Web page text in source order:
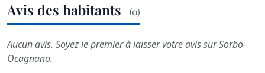
Avis des habitants (0)
Aucun avis. Soyez le premier à laisser votre avis sur Sorbo-
Ocagnano.